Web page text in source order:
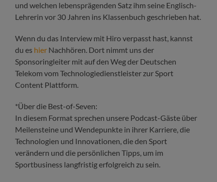
und welchen lebensprägenden Satz ihm seine Englisch-
Lehrerin vor 30 Jahren ins Klassenbuch geschrieben hat.
Wenn du das Interview mit Hiro verpasst hast, kannst
du es hier Nachhören. Dort nimmt uns der
Sponsoringleiter mit auf den Weg der Deutschen
Telekom vom Technologiedienstleister zur Sport
Content Plattform.
*Über die Best-of-Seven:
In diesem Format sprechen unsere Podcast-Gäste über
Meilensteine und Wendepunkte in ihrer Karriere, die
Technologien und Innovationen, die den Sport
verändern und die persönlichen Tipps, um im
Sportbusiness langfristig erfolgreich zu sein.